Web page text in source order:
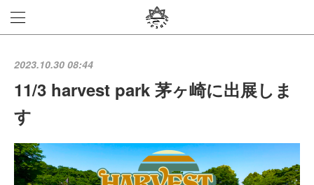
2023.10.30 08:44
11/3 harvest park 茅ヶ崎に出展しま
す